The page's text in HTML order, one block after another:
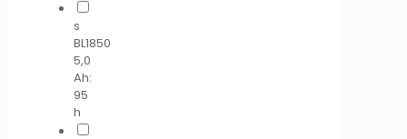
s
BL1850
5,0
Ah:
95
h